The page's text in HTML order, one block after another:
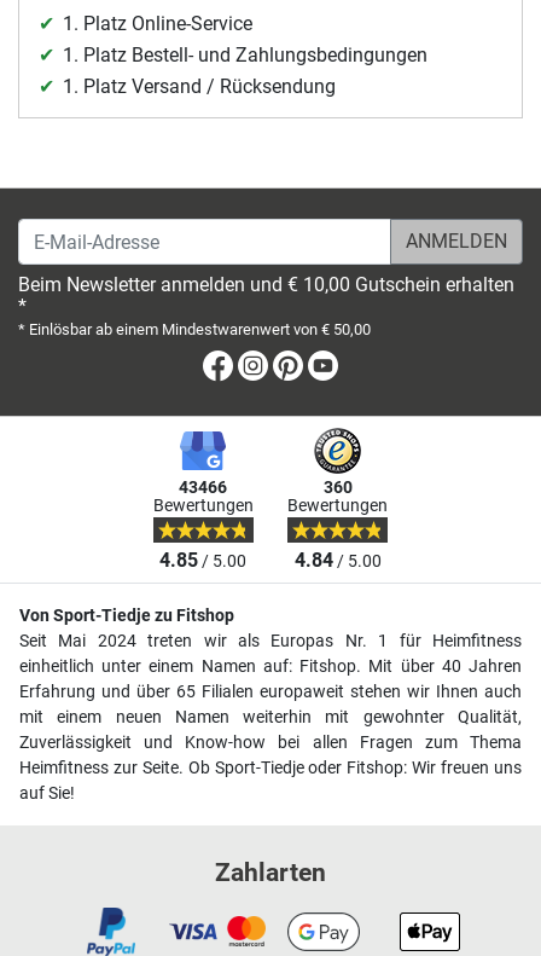
1. Platz Online-Service
1. Platz Bestell- und Zahlungsbedingungen
1. Platz Versand / Rücksendung
E-Mail-Adresse
Beim Newsletter anmelden und € 10,00 Gutschein erhalten
*
* Einlösbar ab einem Mindestwarenwert von € 50,00
Facebook
Instagram
Pinterest
43466
Bewertungen
4.85/ 5.00
360
Bewertungen
4.84/ 5.00
Von Sport-Tiedje zu Fitshop
Seit Mai 2024 treten wir als Europas Nr. 1 für Heimfitness
einheitlich unter einem Namen auf: Fitshop. Mit über 40 Jahren
Erfahrung und über 65 Filialen europaweit stehen wir Ihnen auch
mit einem neuen Namen weiterhin mit gewohnter Qualität,
Zuverlässigkeit und Know-how bei allen Fragen zum Thema
Heimfitness zur Seite. Ob Sport-Tiedje oder Fitshop: Wir freuen uns
auf Sie!
Zahlarten